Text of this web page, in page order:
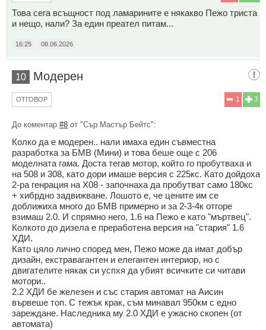
Това сега всъщност под ламарините е някакво Пежо триста
и нещо, нали? За един преател питам...
16:25 08.06.2026
10 Модерен
3
1
ОТГОВОР
До коментар #8 от "Сър Мастър Бейтс":
Колко да е модерен.. нали имаха един съвместна
разработка за БМВ (Мини) и това беше още с 206
моделната гама. Доста тегав мотор, който го пробутваха и
на 508 и 308, като дори имаше версия с 225кс. Като дойдоха
2-ра генрация на Х08 - започнаха да пробутват само 180кс
+ хибрдно задвижване. Лошото е, че цените им се
доближиха много до БМВ примерно и за 2-3-4к отгоре
взимаш 2.0. И спрямно него, 1.6 на Пежо е като "мъртвец".
Колкото до дизела е преработена версия на "стария" 1.6
ХДИ.
Като цяло лично според мен, Пежо може да имат добър
дизайн, екстравагантен и елегантен интериор, но с
двигателите някак си успхя да убият всичките си читави
мотори..
2.2 ХДИ бе железен и със стария автомат на Аисин
вървеше топ. С тежък крак, съм минавал 950км с едно
зареждане. Наследника му 2.0 ХДИ е ужасно скопен (от
автомата)